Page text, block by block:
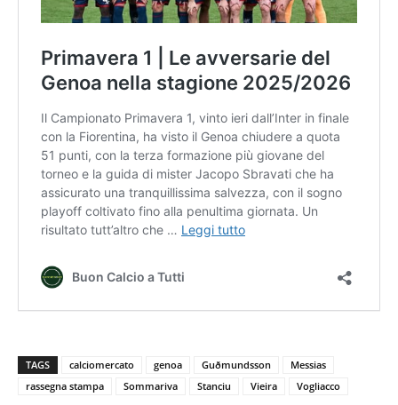
TAGS calciomercato genoa Guðmundsson
Messias
rassegna stampa
Sommariva Stanciu Vieira Vogliacco